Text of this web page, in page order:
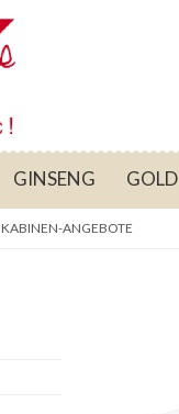
GINSENG GOLD
KABINEN-ANGEBOTE